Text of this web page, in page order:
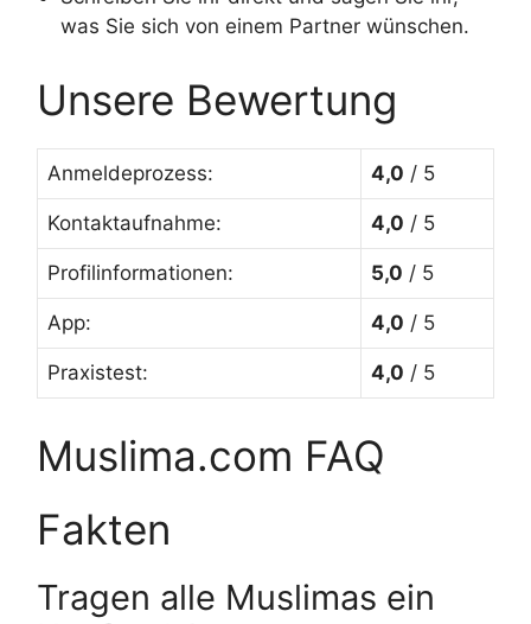
was Sie sich von einem Partner wünschen.
Unsere Bewertung
Anmeldeprozess: 4,0 / 5
Kontaktaufnahme: 4,0 / 5
Profilinformationen: 5,0 / 5
App: 4,0 / 5
Praxistest: 4,0 / 5
Muslima.com FAQ
Fakten
Tragen alle Muslimas ein